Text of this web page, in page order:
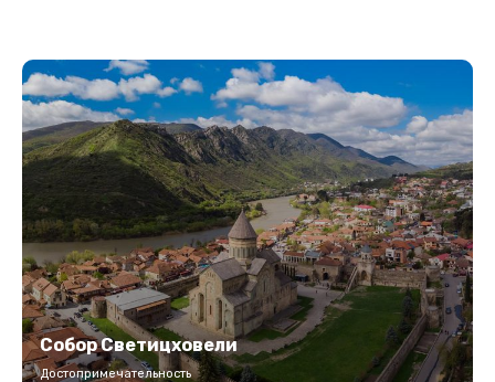
Собор Светицховели
Достопримечательность